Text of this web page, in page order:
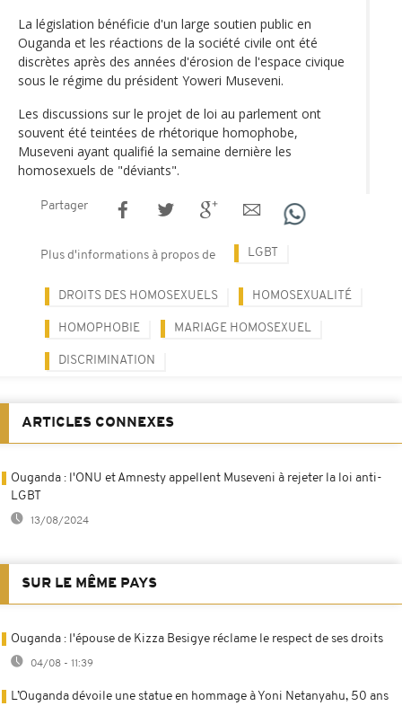
La législation bénéficie d'un large soutien public en
Ouganda et les réactions de la société civile ont été
discrètes après des années d'érosion de l'espace civique
sous le régime du président Yoweri Museveni.
Les discussions sur le projet de loi au parlement ont
souvent été teintées de rhétorique homophobe,
Museveni ayant qualifié la semaine dernière les
homosexuels de "déviants".
Partager
Plus d'informations à propos de LGBT
DROITS DES HOMOSEXUELS HOMOSEXUALITÉ
HOMOPHOBIE MARIAGE HOMOSEXUEL
DISCRIMINATION
ARTICLES CONNEXES
Ouganda : l'ONU et Amnesty appellent Museveni à rejeter la loi anti-
LGBT
13/08/2024
SUR LE MÊME PAYS
Ouganda : l'épouse de Kizza Besigye réclame le respect de ses droits
04/08 - 11:39
L’Ouganda dévoile une statue en hommage à Yoni Netanyahu, 50 ans